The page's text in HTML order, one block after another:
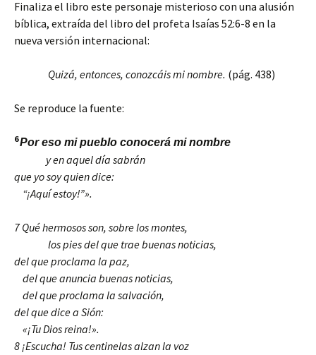
Finaliza el libro este personaje misterioso con una alusión
bíblica, extraída del libro del profeta Isaías 52:6-8 en la
nueva versión internacional:
Quizá, entonces, conozcáis mi nombre. (pág. 438)
Se reproduce la fuente:
6Por eso mi pueblo conocerá mi nombre
y en aquel día sabrán
que yo soy quien dice:
“¡Aquí estoy!”».
7 Qué hermosos son, sobre los montes,
los pies del que trae buenas noticias,
del que proclama la paz,
del que anuncia buenas noticias,
del que proclama la salvación,
del que dice a Sión:
«¡Tu Dios reina!».
8 ¡Escucha! Tus centinelas alzan la voz